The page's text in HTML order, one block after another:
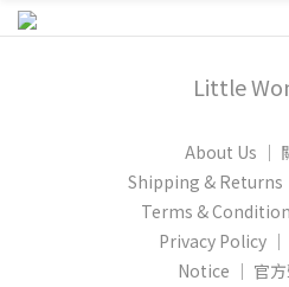
Little
About Us │
Shipping & Returns
Terms &
Privacy Policy │
Notice │ 官方